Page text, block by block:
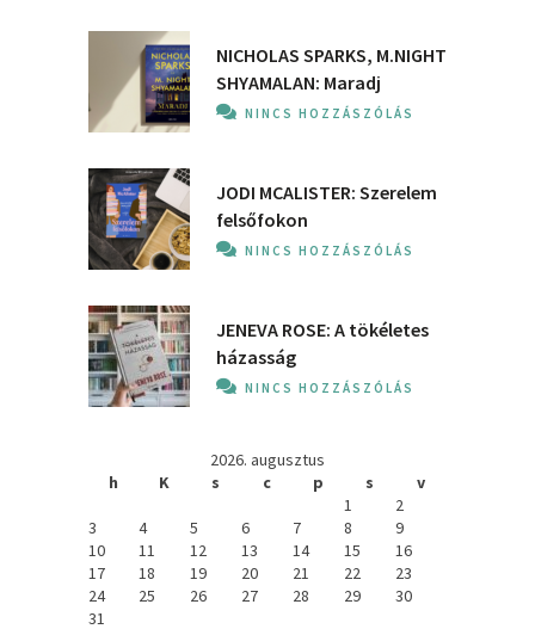
NICHOLAS SPARKS, M.NIGHT
SHYAMALAN: Maradj
NINCS HOZZÁSZÓLÁS
JODI MCALISTER: Szerelem
felsőfokon
NINCS HOZZÁSZÓLÁS
JENEVA ROSE: A ​tökéletes
házasság
NINCS HOZZÁSZÓLÁS
2026. augusztus
h
K s c p s
v
1
2
3
4 5 6 7 8
9
10
11 12 13 14 15
16
17
18 19 20 21 22
23
24
25 26 27 28 29
30
31